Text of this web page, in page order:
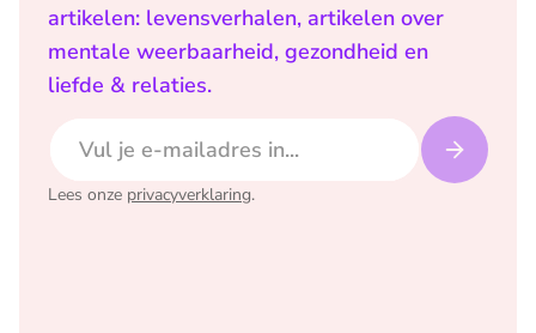
artikelen: levensverhalen, artikelen over
mentale weerbaarheid, gezondheid en
liefde & relaties.
Lees onze privacyverklaring.